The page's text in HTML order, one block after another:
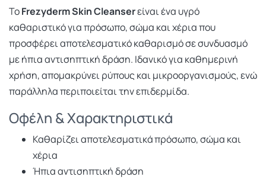
ΤοFrezyderm Skin Cleanserείναι ένα υγρό
καθαριστικό για πρόσωπο, σώμα και χέρια που
προσφέρει αποτελεσματικό καθαρισμό σε συνδυασμό
με ήπια αντισηπτική δράση. Ιδανικό για καθημερινή
χρήση, απομακρύνει ρύπους και μικροοργανισμούς, ενώ
παράλληλα περιποιείται την επιδερμίδα.
Οφέλη & Χαρακτηριστικά
Καθαρίζει αποτελεσματικά πρόσωπο, σώμα και
χέρια
Ήπια αντισηπτική δράση